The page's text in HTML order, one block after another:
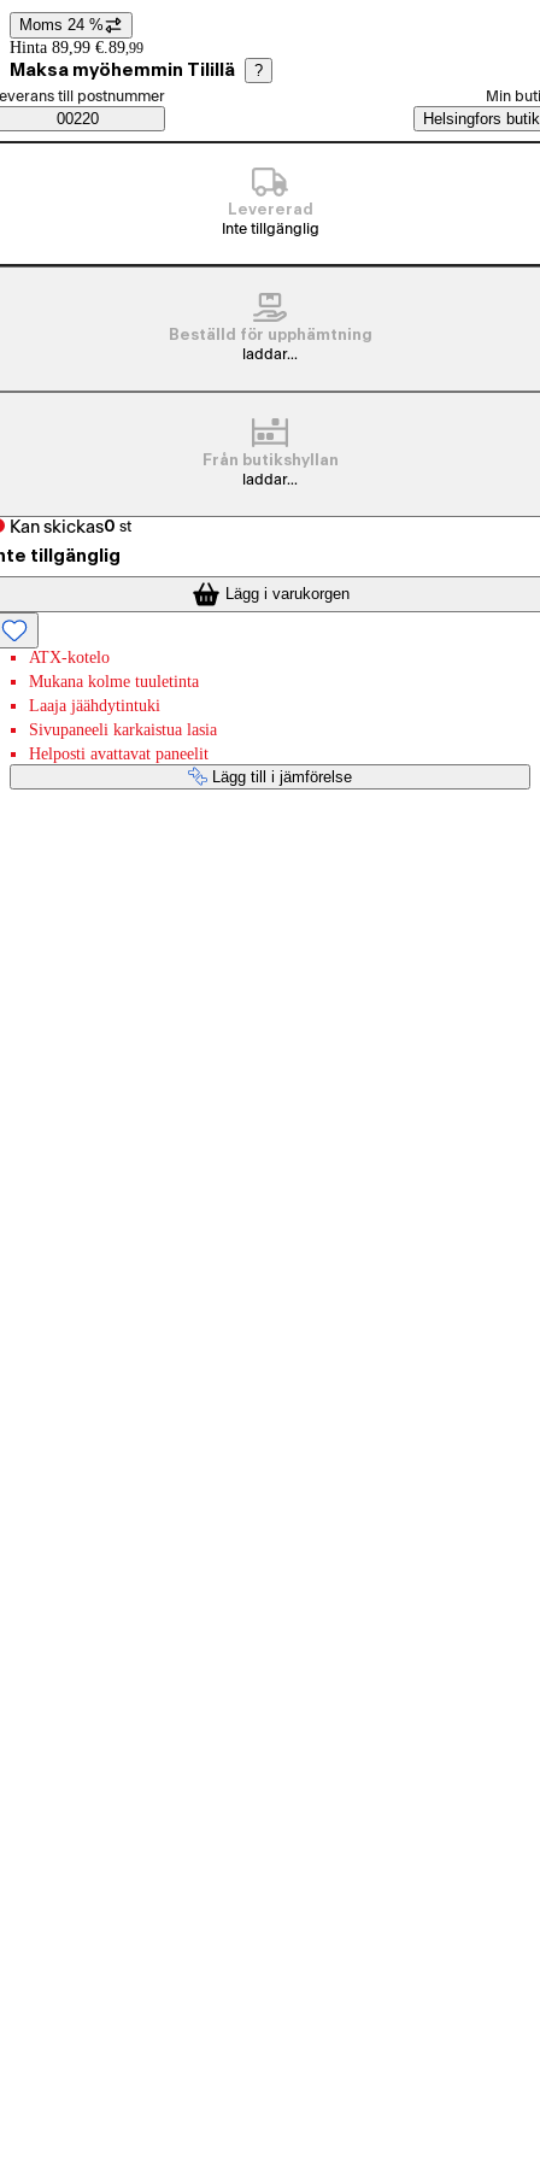
Prisinformation
Moms 24 %
Hinta 89,99 €. 89,99
Maksa myöhemmin Tilillä ?
Saatavuustiedot
beställningssätt
till postnummer
00220
Min
Helsingfors butik
Levererad
Inte tillgänglig
Beställd för upphämtning
laddar...
Från butikshyllan
laddar...
Kan skickas0 st
tillgänglig
Lägg i varukorgen
ATX-kotelo
Mukana kolme tuuletinta
Laaja jäähdytintuki
Sivupaneeli karkaistua lasia
Helposti avattavat paneelit
Lägg till i jämförelse